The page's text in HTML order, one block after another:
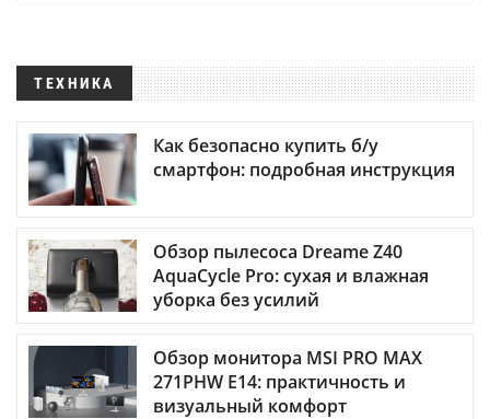
ТЕХНИКА
Как безопасно купить б/у
смартфон: подробная инструкция
Обзор пылесоса Dreame Z40
AquaCycle Pro: сухая и влажная
уборка без усилий
Обзор монитора MSI PRO MAX
271PHW E14: практичность и
визуальный комфорт